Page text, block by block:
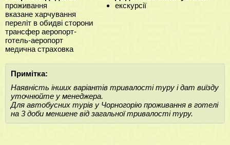
проживання
вказане харчування
переліт в обидві сторони
трансфер аеропорт-
готель-аеропорт
медична страховка
екскурсії
Примітка:
Наявність інших варіантів тривалості туру і дат виїзду
уточнюйте у менеджера.
Для автобусних турів у Чорногорію проживання в готелі
на 3 доби меншене від загальної тривалості туру.